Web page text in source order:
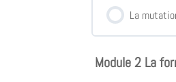
La
Module 2 La